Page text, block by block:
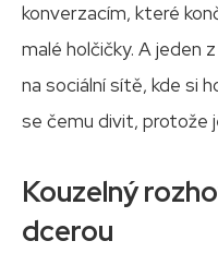
konverzacím, které
malé holčičky. A
na sociální sítě, kde si
se čemu divit, protože
Kouzelný
dcerou